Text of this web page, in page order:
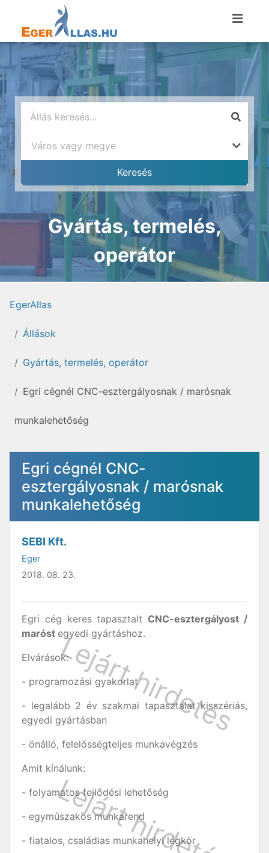
Gyártás, termelés,
operátor
EgerAllas
Állások
Gyártás, termelés, operátor
Egri cégnél CNC-esztergályosnak / marósnak
munkalehetőség
Egri cégnél CNC-
esztergályosnak / marósnak
munkalehetőség
SEBI Kft.
Eger
2018. 08. 23.
Egri cég keres tapasztalt CNC-esztergályost /
maróst egyedi gyártáshoz.
Elvárások:
- programozási gyakorlat
- legalább 2 év szakmai tapasztalat kisszériás,
egyedi gyártásban
- önálló, felelősségteljes munkavégzés
Amit kínálunk:
- folyamatos fejlődési lehetőség
- egyműszakos munkarend
- fiatalos, családias munkahelyi légkör